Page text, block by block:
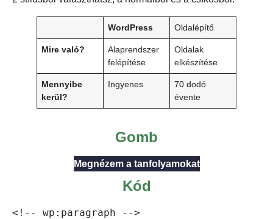
WordPress Oldalépítő
Mire való?
Alaprendszer
felépítése
Oldalak
elkészítése
Mennyibe
kerül?
Ingyenes
70 dodó
évente
Gomb
Megnézem a tanfolyamokat
Kód
<!-- wp:paragraph -->